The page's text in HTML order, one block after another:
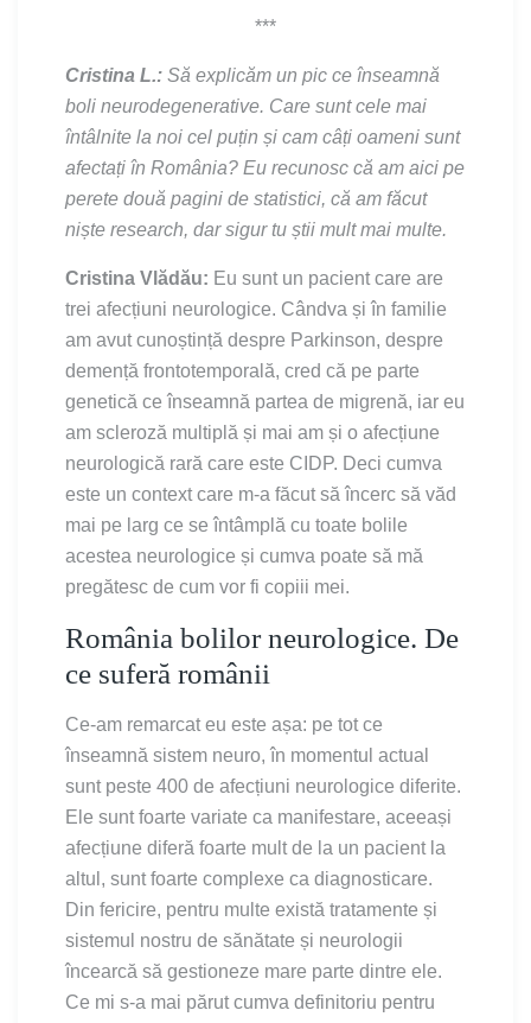
***
Cristina L.: Să explicăm un pic ce înseamnă
boli neurodegenerative. Care sunt cele mai
întâlnite la noi cel puțin și cam câți oameni sunt
afectați în România? Eu recunosc că am aici pe
perete două pagini de statistici, că am făcut
niște research, dar sigur tu știi mult mai multe.
Cristina Vlădău: Eu sunt un pacient care are
trei afecțiuni neurologice. Cândva și în familie
am avut cunoștință despre Parkinson, despre
demență frontotemporală, cred că pe parte
genetică ce înseamnă partea de migrenă, iar eu
am scleroză multiplă și mai am și o afecțiune
neurologică rară care este CIDP. Deci cumva
este un context care m-a făcut să încerc să văd
mai pe larg ce se întâmplă cu toate bolile
acestea neurologice și cumva poate să mă
pregătesc de cum vor fi copiii mei.
România bolilor neurologice. De
ce suferă românii
Ce-am remarcat eu este așa: pe tot ce
înseamnă sistem neuro, în momentul actual
sunt peste 400 de afecțiuni neurologice diferite.
Ele sunt foarte variate ca manifestare, aceeași
afecțiune diferă foarte mult de la un pacient la
altul, sunt foarte complexe ca diagnosticare.
Din fericire, pentru multe există tratamente și
sistemul nostru de sănătate și neurologii
încearcă să gestioneze mare parte dintre ele.
Ce mi s-a mai părut cumva definitoriu pentru